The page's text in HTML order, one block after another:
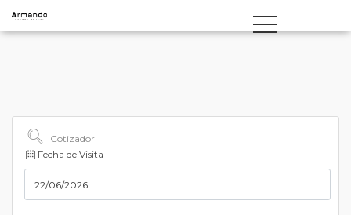
Cotizador
Fecha de Visita